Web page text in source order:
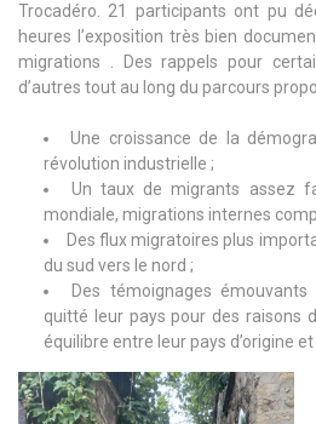
Trocadéro. 21 participants ont pu
heures l’exposition très bien
migrations . Des rappels pour
d’autres tout au long du parcours
Une croissance de la
révolution industrielle ;
Un taux de migrants assez
mondiale, migrations internes
Des flux migratoires plus
du sud vers le nord ;
Des témoignages
quitté leur pays pour des raisons
équilibre entre leur pays d’origine et